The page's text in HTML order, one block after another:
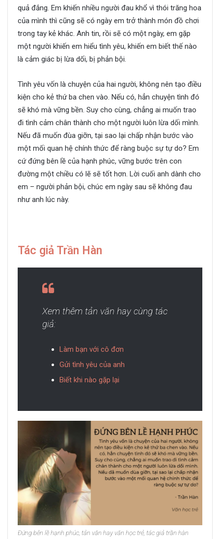
quả đắng. Em khiến nhiều người đau khổ vì thói trăng hoa
của mình thì cũng sẽ có ngày em trở thành món đồ chơi
trong tay kẻ khác. Anh tin, rồi sẽ có một ngày, em gặp
một người khiến em hiểu tình yêu, khiến em biết thế nào
là cảm giác bị lừa dối, bị phản bội.
Tình yêu vốn là chuyện của hai người, không nên tạo điều
kiện cho kẻ thứ ba chen vào. Nếu có, hẳn chuyện tình đó
sẽ khó mà vững bền. Suy cho cùng, chẳng ai muốn trao
đi tình cảm chân thành cho một người luôn lừa dối mình.
Nếu đã muốn đùa giỡn, tại sao lại chấp nhận bước vào
một mối quan hệ chính thức để ràng buộc sự tự do? Em
cứ đứng bên lề của hạnh phúc, vững bước trên con
đường một chiều có lẽ sẽ tốt hơn. Lời cuối anh dành cho
em – người phản bội, chúc em ngày sau sẽ không đau
như anh lúc này.
Tác giả Trần Hàn
Xem thêm tản văn hay cùng tác
giả:
Làm bạn với cô đơn
Gửi tình yêu của anh
Biết khi nào gặp lại
Đứng bên lề hạnh phúc, tản văn hay văn học trẻ, tác giả trần hàn